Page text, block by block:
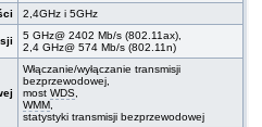
2,4GHz i 5GHz
5 GHz@ 2402 Mb/s (802.11ax),
2,4 GHz@ 574 Mb/s (802.11n)
Włączanie/wyłączanie transmisji
bezprzewodowej,
mostWDS,
WMM,
statystyki transmisji bezprzewodowej